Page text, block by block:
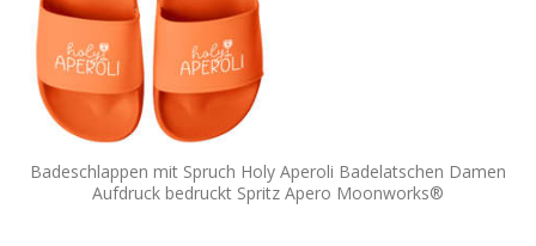
Badeschlappen mit Spruch Holy Aperoli Badelatschen Damen
Aufdruck bedruckt Spritz Apero Moonworks®